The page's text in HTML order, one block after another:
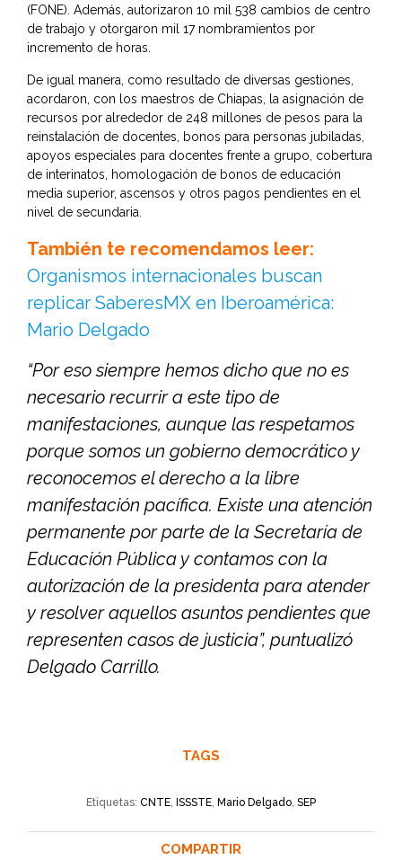
(FONE). Además, autorizaron 10 mil 538 cambios de centro
de trabajo y otorgaron mil 17 nombramientos por
incremento de horas.
De igual manera, como resultado de diversas gestiones,
acordaron, con los maestros de Chiapas, la asignación de
recursos por alrededor de 248 millones de pesos para la
reinstalación de docentes, bonos para personas jubiladas,
apoyos especiales para docentes frente a grupo, cobertura
de interinatos, homologación de bonos de educación
media superior, ascensos y otros pagos pendientes en el
nivel de secundaria.
También te recomendamos leer:
Organismos internacionales buscan
replicar SaberesMX en Iberoamérica:
Mario Delgado
“Por eso siempre hemos dicho que no es
necesario recurrir a este tipo de
manifestaciones, aunque las respetamos
porque somos un gobierno democrático y
reconocemos el derecho a la libre
manifestación pacífica. Existe una atención
permanente por parte de la Secretaría de
Educación Pública y contamos con la
autorización de la presidenta para atender
y resolver aquellos asuntos pendientes que
representen casos de justicia”, puntualizó
Delgado Carrillo.
TAGS
Etiquetas: CNTE, ISSSTE, Mario Delgado, SEP
COMPARTIR